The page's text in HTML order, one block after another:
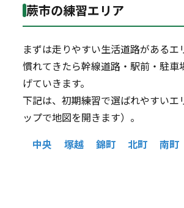
蕨市の練習エリア
まずは走りやすい生活道路があるエ
慣れてきたら幹線道路・駅前・駐車
げていきます。
下記は、初期練習で選ばれやすいエ
ップで地図を開きます）。
中央
塚越 錦町 北町 南町